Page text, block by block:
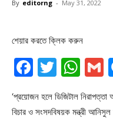
By editorng - May 31, 2022
শেয়ার করতে ক্লিক করুন
‘প্রয়োজন হলে ডিজিটাল
বিচার ও সংসদবিষয়ক মন্ত্রী